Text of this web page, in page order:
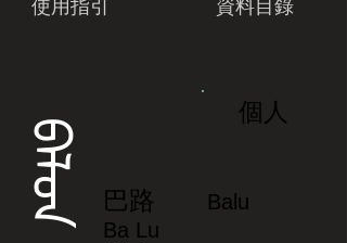
使用指引 資料目錄
ᠪᠠᠯᡨ
個人
巴路
Balu
Ba Lu